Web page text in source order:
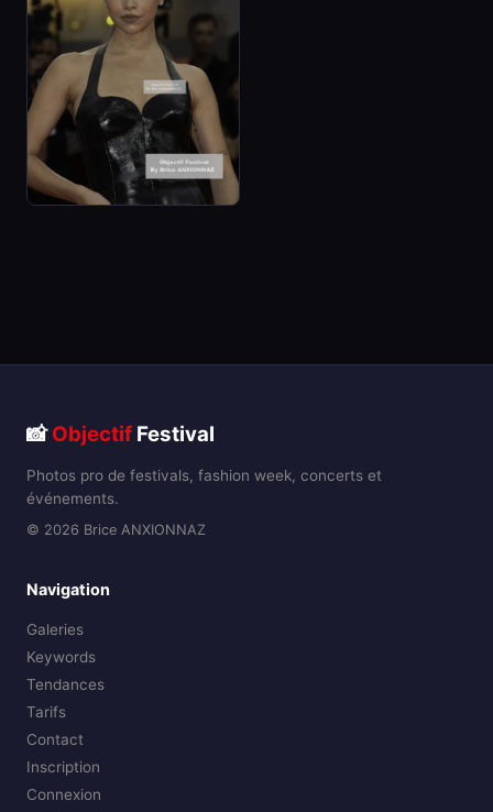
📸Objectif Festival
Photos pro de festivals, fashion week, concerts et
événements.
© 2026 Brice ANXIONNAZ
Navigation
Galeries
Keywords
Tendances
Tarifs
Contact
Inscription
Connexion